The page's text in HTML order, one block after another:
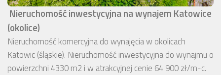
Nieruchomość inwestycyjna na wynajem Katowice
(okolice)
Nieruchomość komercyjna do wynajęcia w okolicach
Katowic (śląskie). Nieruchomość inwestycyjna do wynajmu o
powierzchni 4330 m2 i w atrakcyjnej cenie 64 900 zł/m-c.